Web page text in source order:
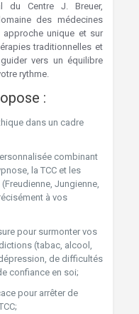
du Centre J. Breuer,
des médecines
unique et sur
traditionnelles et
vers un équilibre
rythme.
:
dans un cadre
combinant
la TCC et les
Jungienne,
à vos
pour surmonter vos
(tabac, alcool,
de difficultés
confiance en soi;
pour arrêter de